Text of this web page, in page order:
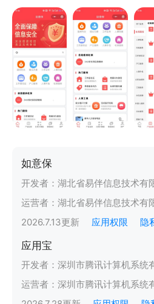
如意保
开发者： 湖北省易伴信息技术有
运营者： 湖北省易伴信息技术有
2026.7.13更新 应用权限 隐
应用宝
开发者： 深圳市腾讯计算机系统
运营者： 深圳市腾讯计算机系统